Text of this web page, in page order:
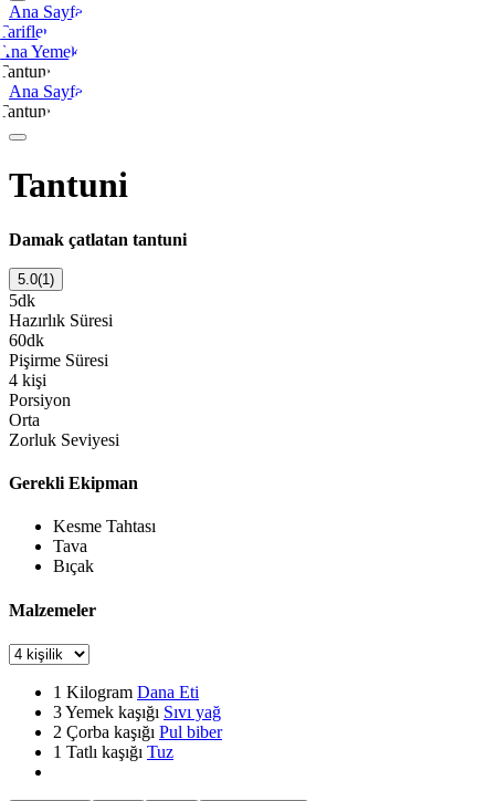
Ana Sayfa
Yemek
Ana Sayfa
Tantuni
Damak çatlatan tantuni
5.0(1 )
5dk
Hazırlık Süresi
60dk
Pişirme Süresi
4 kişi
Porsiyon
Orta
Zorluk Seviyesi
Gerekli Ekipman
Kesme Tahtası
Tava
Bıçak
Malzemeler
1 Kilogram Dana Eti
3Yemek kaşığı Sıvı yağ
2 Çorba kaşığı Pul biber
1 Tatlı kaşığı Tuz